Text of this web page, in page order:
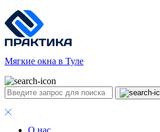
Мягкие окна в Туле
О нас